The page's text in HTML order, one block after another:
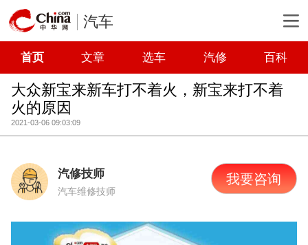
汽车
首页 文章 选车 汽修 百科
大众新宝来新车打不着火，新宝来打不着
火的原因
2021-03-06 09:03:09
汽修技师
汽车维修技师
我要咨询